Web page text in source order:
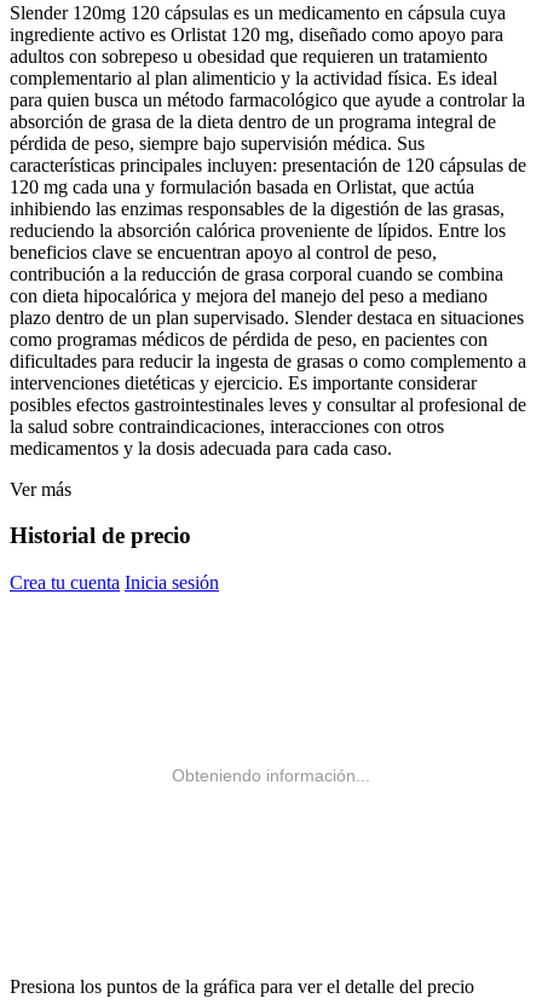
Slender 120mg 120 cápsulas es un medicamento en cápsula cuya
ingrediente activo es Orlistat 120 mg, diseñado como apoyo para
adultos con sobrepeso u obesidad que requieren un tratamiento
complementario al plan alimenticio y la actividad física. Es ideal
para quien busca un método farmacológico que ayude a controlar la
absorción de grasa de la dieta dentro de un programa integral de
pérdida de peso, siempre bajo supervisión médica. Sus
características principales incluyen: presentación de 120 cápsulas de
120 mg cada una y formulación basada en Orlistat, que actúa
inhibiendo las enzimas responsables de la digestión de las grasas,
reduciendo la absorción calórica proveniente de lípidos. Entre los
beneficios clave se encuentran apoyo al control de peso,
contribución a la reducción de grasa corporal cuando se combina
con dieta hipocalórica y mejora del manejo del peso a mediano
plazo dentro de un plan supervisado. Slender destaca en situaciones
como programas médicos de pérdida de peso, en pacientes con
dificultades para reducir la ingesta de grasas o como complemento a
intervenciones dietéticas y ejercicio. Es importante considerar
posibles efectos gastrointestinales leves y consultar al profesional de
la salud sobre contraindicaciones, interacciones con otros
medicamentos y la dosis adecuada para cada caso.
Ver más
Historial de precio
Crea tu cuenta Inicia sesión
Obteniendo información...
Presiona los puntos de la gráfica para ver el detalle del precio